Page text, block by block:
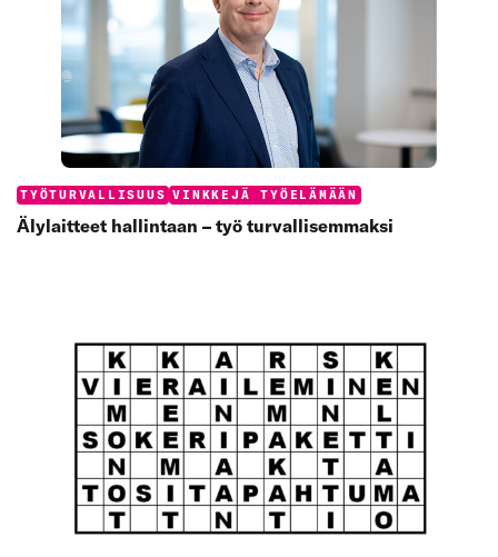
Categories:
TYÖTURVALLISUUS VINKKEJÄ TYÖELÄMÄÄN
Älylaitteet hallintaan – työ turvallisemmaksi